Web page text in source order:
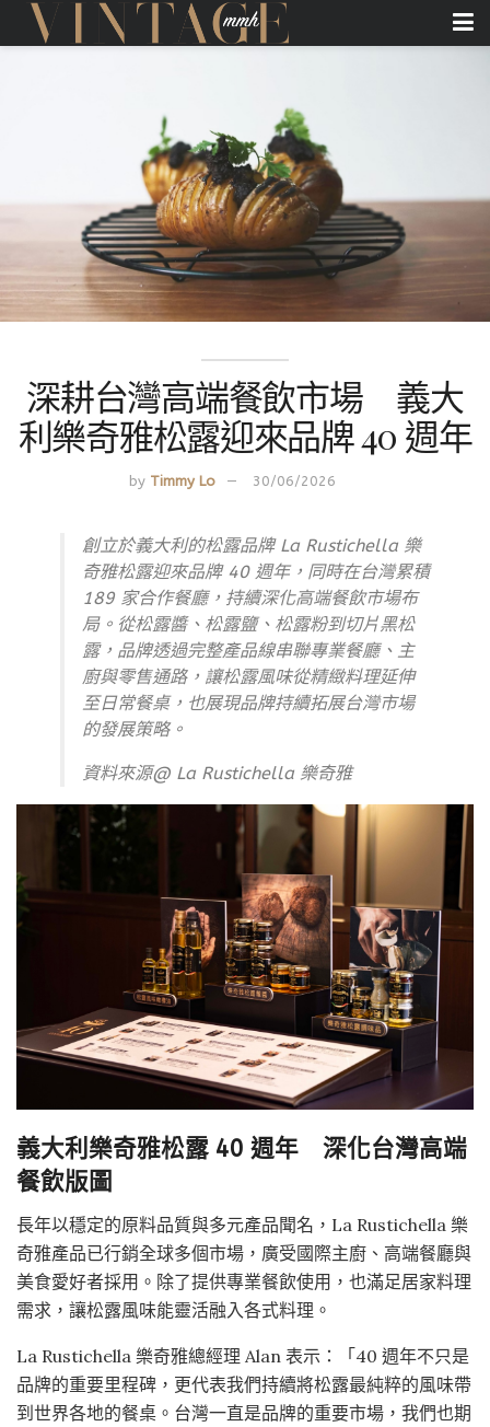
深耕台灣高端餐飲市場 義大
利樂奇雅松露迎來品牌 40 週年
by Timmy Lo 30/06/2026
創立於義大利的松露品牌 La Rustichella 樂
奇雅松露迎來品牌 40 週年，同時在台灣累積
189 家合作餐廳，持續深化高端餐飲市場布
局。從松露醬、松露鹽、松露粉到切片黑松
露，品牌透過完整產品線串聯專業餐廳、主
廚與零售通路，讓松露風味從精緻料理延伸
至日常餐桌，也展現品牌持續拓展台灣市場
的發展策略。
資料來源@ La Rustichella 樂奇雅
義大利樂奇雅松露 40 週年 深化台灣高端
餐飲版圖
長年以穩定的原料品質與多元產品聞名，La Rustichella 樂
奇雅產品已行銷全球多個市場，廣受國際主廚、高端餐廳與
美食愛好者採用。除了提供專業餐飲使用，也滿足居家料理
需求，讓松露風味能靈活融入各式料理。
La Rustichella 樂奇雅總經理 Alan 表示：「40 週年不只是
品牌的重要里程碑，更代表我們持續將松露最純粹的風味帶
到世界各地的餐桌。台灣一直是品牌的重要市場，我們也期